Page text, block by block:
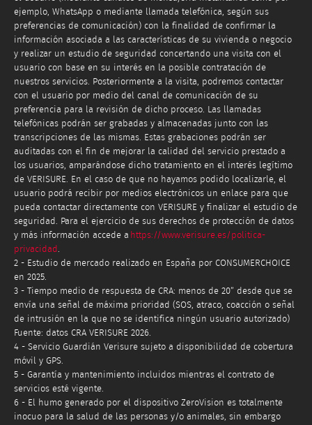
ejemplo, WhatsApp o mediante llamada telefónica, según sus
preferencias de comunicación) con la finalidad de confirmar la
información asociada a las características de su vivienda o negocio
y realizar un estudio de seguridad concertando una visita con el
usuario con base en su interés en la posible contratación de
nuestros servicios. Posteriormente a la visita, podremos contactar
con el usuario por medio del canal de comunicación de su
preferencia para la revisión de dicho proceso. Las llamadas
telefónicas podrán ser grabadas y almacenadas junto con las
transcripciones de las mismas. Estas grabaciones podrán ser
auditadas con el fin de mejorar la calidad del servicio prestado a
los usuarios, amparándose dicho tratamiento en el interés legítimo
de VERISURE. En el caso de que no hayamos podido localizarle, el
usuario podrá recibir por medios electrónicos un enlace para que
pueda contactar directamente con VERISURE y finalizar el estudio de
seguridad. Para el ejercicio de sus derechos de protección de datos
y más información accede a https://www.verisure.es/politica-
privacidad.
2 - Estudio de mercado realizado en España por CONSUMERCHOICE
en 2025.
3 - Tiempo medio de respuesta de CRA: menos de 20” desde que se
envía una señal de máxima prioridad (SOS, atraco, coacción o señal
de intrusión en la que no se identifica ningún usuario autorizado)
Fuente: datos CRA VERISURE 2026.
4 - Servicio Guardián Verisure sujeto a disponibilidad de cobertura
móvil y GPS.
5 - Garantía y mantenimiento incluidos mientras el contrato de
servicios esté vigente.
6 - El humo generado por el dispositivo ZeroVision es totalmente
inocuo para la salud de las personas y/o animales, sin embargo